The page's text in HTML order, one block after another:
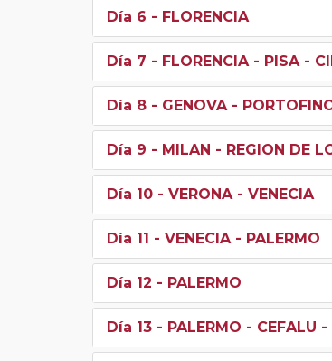
Día 6 - FLORENCIA
Día 7 - FLORENCIA - PISA -
Día 8 - GENOVA -
Día 9 - MILAN - REGION DE
Día 10 - VERONA - VENECIA
Día 11 - VENECIA - PALERMO
Día 12 - PALERMO
Día 13 - PALERMO - CEFALU